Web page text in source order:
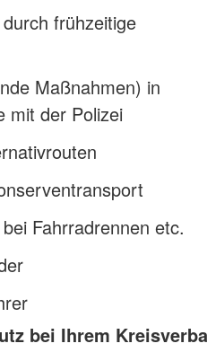
frühzeitige
Maßnahmen) in
mit der Polizei
Fahrradrennen etc.
bei Ihrem